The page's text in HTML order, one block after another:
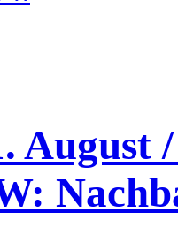
August